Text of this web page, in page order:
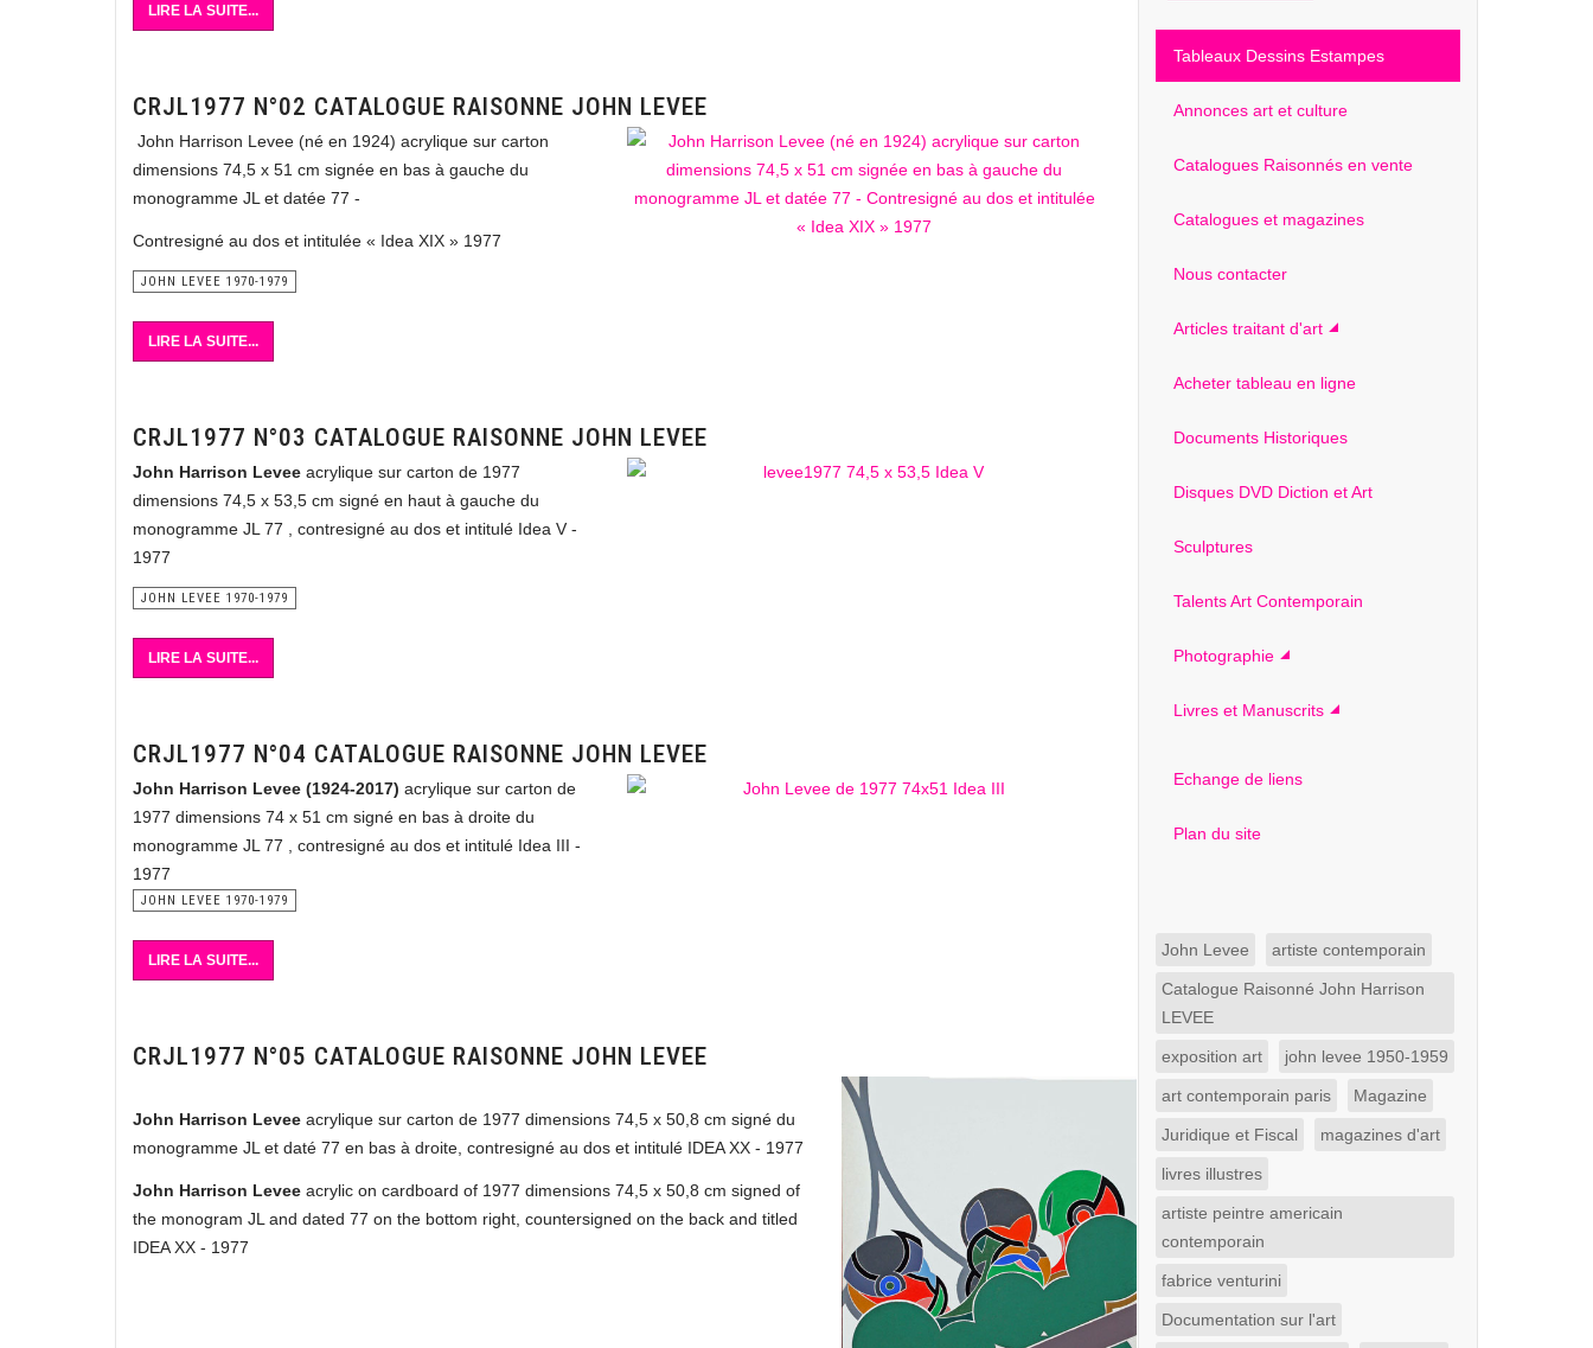
LIRE LA SUITE...
CRJL1977 N°02 CATALOGUE RAISONNE JOHN LEVEE
John Harrison Levee (né en 1924) acrylique sur carton
dimensions 74,5 x 51 cm signée en bas à gauche du
monogramme JL et datée 77 -
Contresigné au dos et intitulée « Idea XIX » 1977
JOHN LEVEE 1970-1979
LIRE LA SUITE...
CRJL1977 N°03 CATALOGUE RAISONNE JOHN LEVEE
John Harrison Levee acrylique sur carton de 1977
dimensions 74,5 x 53,5 cm signé en haut à gauche du
monogramme JL 77 , contresigné au dos et intitulé Idea V -
1977
JOHN LEVEE 1970-1979
LIRE LA SUITE...
CRJL1977 N°04 CATALOGUE RAISONNE JOHN LEVEE
John Harrison Levee (1924-2017) acrylique sur carton de
1977 dimensions 74 x 51 cm signé en bas à droite du
monogramme JL 77 , contresigné au dos et intitulé Idea III -
1977
JOHN LEVEE 1970-1979
LIRE LA SUITE...
CRJL1977 N°05 CATALOGUE RAISONNE JOHN LEVEE
John Harrison Levee acrylique sur carton de 1977 dimensions 74,5 x 50,8 cm signé du
monogramme JL et daté 77 en bas à droite, contresigné au dos et intitulé IDEA XX - 1977
John Harrison Levee acrylic on cardboard of 1977 dimensions 74,5 x 50,8 cm signed of
the monogram JL and dated 77 on the bottom right, countersigned on the back and titled
IDEA XX - 1977
Tableaux Dessins Estampes
Annonces art et culture
Catalogues Raisonnés en vente
Catalogues et magazines
Nous contacter
Articles traitant d'art
Acheter tableau en ligne
Documents Historiques
Disques DVD Diction et Art
Sculptures
Talents Art Contemporain
Photographie
Livres et Manuscrits
Echange de liens
Plan du site
John Levee artiste contemporain
Catalogue Raisonné John Harrison
LEVEE
exposition art john levee 1950-1959
art contemporain paris Magazine
Juridique et Fiscal magazines d'art
livres illustres
artiste peintre americain
contemporain
fabrice venturini
Documentation sur l'art